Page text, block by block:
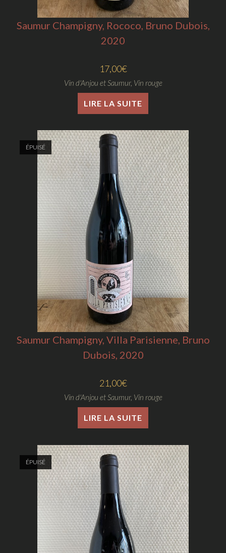
Saumur Champigny, Rococo, Bruno Dubois,
2020
17,00€
Vin d'Anjou et Saumur, Vin rouge
LIRE LA SUITE
ÉPUISÉ
Saumur Champigny, Villa Parisienne, Bruno
Dubois, 2020
21,00€
Vin d'Anjou et Saumur, Vin rouge
LIRE LA SUITE
ÉPUISÉ